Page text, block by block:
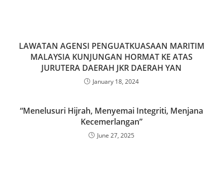
LAWATAN AGENSI PENGUATKUASAAN MARITIM
MALAYSIA KUNJUNGAN HORMAT KE ATAS
JURUTERA DAERAH JKR DAERAH YAN
January 18, 2024
“Menelusuri Hijrah, Menyemai Integriti, Menjana
Kecemerlangan”
June 27, 2025